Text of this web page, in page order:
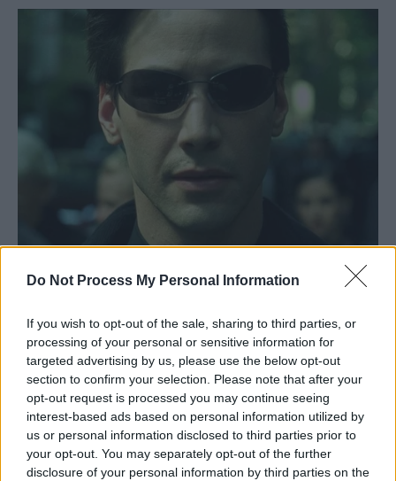
Do Not Process My Personal Information
If you wish to opt-out of the sale, sharing to third parties, or
processing of your personal or sensitive information for
targeted advertising by us, please use the below opt-out
section to confirm your selection. Please note that after your
opt-out request is processed you may continue seeing
interest-based ads based on personal information utilized by
us or personal information disclosed to third parties prior to
your opt-out. You may separately opt-out of the further
disclosure of your personal information by third parties on the